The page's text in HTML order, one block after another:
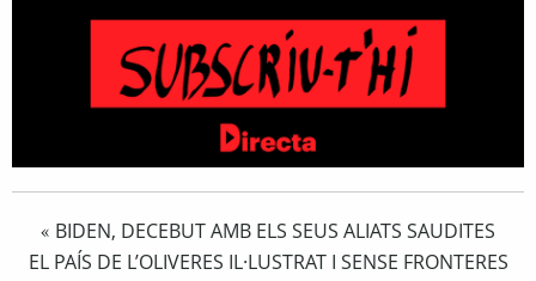
« BIDEN, DECEBUT AMB ELS SEUS ALIATS SAUDITES
EL PAÍS DE L’OLIVERES IL·LUSTRAT I SENSE FRONTERES